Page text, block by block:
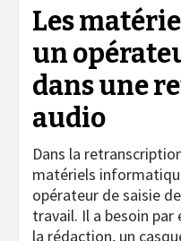
Les
un
dans une
audio
Dans la
matériels
opérateur de saisie
travail. Il a besoin par
la rédaction, un